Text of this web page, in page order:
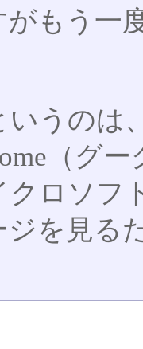
がもう一
いうのは
（グ
クロソフ
ジを見る